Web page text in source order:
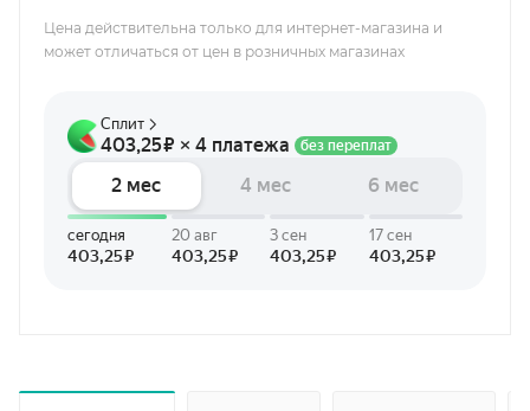
Цена действительна только для интернет-магазина и
может отличаться от цен в розничных магазинах